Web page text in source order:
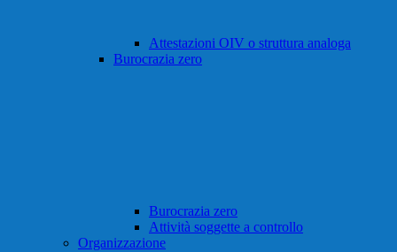
Attestazioni OIV o struttura analoga
Burocrazia zero
Burocrazia zero
Attività soggette a controllo
Organizzazione